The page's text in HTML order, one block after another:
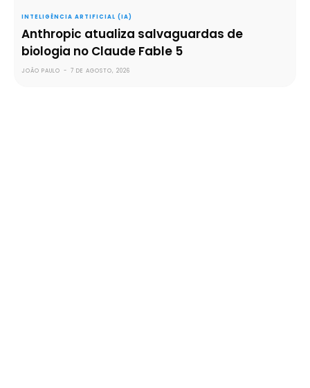
INTELIGÊNCIA ARTIFICIAL (IA)
Anthropic atualiza salvaguardas de
biologia no Claude Fable 5
JOÃO PAULO - 7 DE AGOSTO, 2026